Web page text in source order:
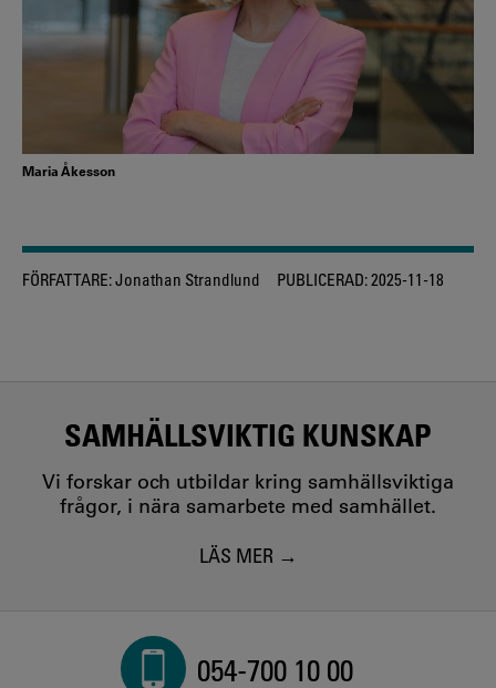
Maria Åkesson
FÖRFATTARE:Jonathan Strandlund PUBLICERAD:2025-11-18
SAMHÄLLSVIKTIG KUNSKAP
Vi forskar och utbildar kring samhällsviktiga
frågor, i nära samarbete med samhället.
LÄS MER
054-700 10 00